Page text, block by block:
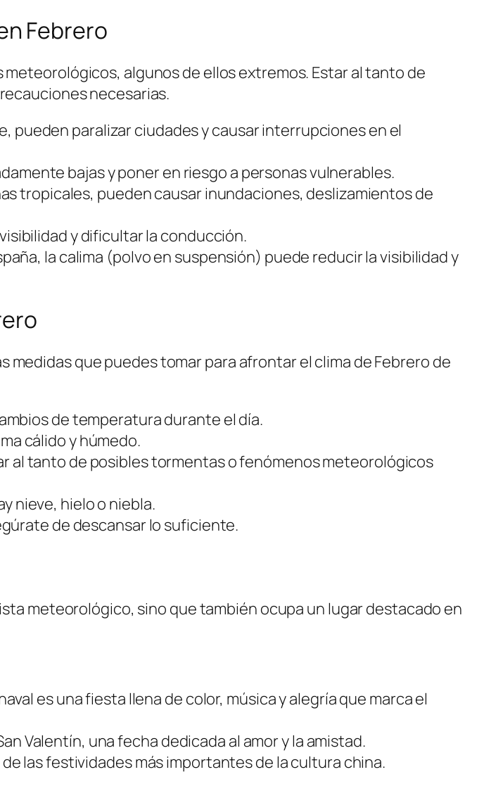
Febrero
algunos de ellos extremos. Estar al tanto de
necesarias.
pueden paralizar ciudades y causar interrupciones en el
bajas y poner en riesgo a personas vulnerables.
tropicales, pueden causar inundaciones, deslizamientos de
y dificultar la conducción.
la calima (polvo en suspensión) puede reducir la visibilidad y
que puedes tomar para afrontar el clima de Febrero de
de temperatura durante el día.
cálido y húmedo.
al tanto de posibles tormentas o fenómenos meteorológicos
nieve, hielo o niebla.
de descansar lo suficiente.
meteorológico, sino que también ocupa un lugar destacado en
es una fiesta llena de color, música y alegría que marca el
Valentín, una fecha dedicada al amor y la amistad.
las festividades más importantes de la cultura china.